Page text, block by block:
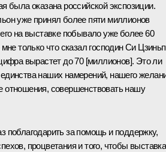
была оказана российской экспозиции.
уже принял более пяти миллионов
на выставке побывало уже более 60
только что сказал господин Си
вырастет до 70 [миллионов]. Это ли
наших намерений, нашего
отношения, совершенствовать нашу
поблагодарить за помощь и поддержку,
процветания и того, чтобы выставка